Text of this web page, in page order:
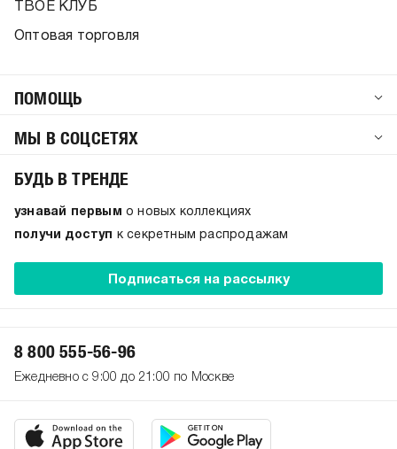
ТВОЕ КЛУБ
Оптовая торговля
ПОМОЩЬ
МЫ В СОЦСЕТЯХ
БУДЬ В ТРЕНДЕ
узнавай первым о новых коллекциях
получи доступ
к секретным распродажам
Подписаться на рассылку
8 800 555-56-96
Ежедневно с 9:00 до 21:00 по Москве